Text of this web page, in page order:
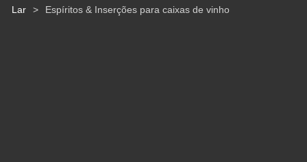
Lar
> Espíritos & Inserções para caixas de vinho